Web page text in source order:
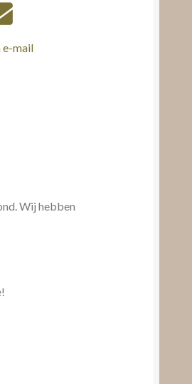
e-mail
Wij hebben